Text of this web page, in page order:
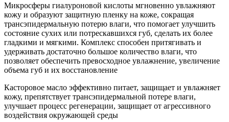
Микросферы гиалуроновой кислоты мгновенно увлажняют
кожу и образуют защитную пленку на коже, сокращая
трансэпидермальную потерю влаги, что помогает улучшить
состояние сухих или потрескавшихся губ, сделать их более
гладкими и мягкими. Комплекс способен притягивать и
удерживать достаточно большое количество влаги, что
позволяет обеспечить превосходное увлажнение, увеличение
объема губ и их восстановление
Касторовое масло эффективно питает, защищает и увлажняет
кожу, препятствует трансэпидермальной потере влаги,
улучшает процесс регенерации, защищает от агрессивного
воздействия окружающей среды